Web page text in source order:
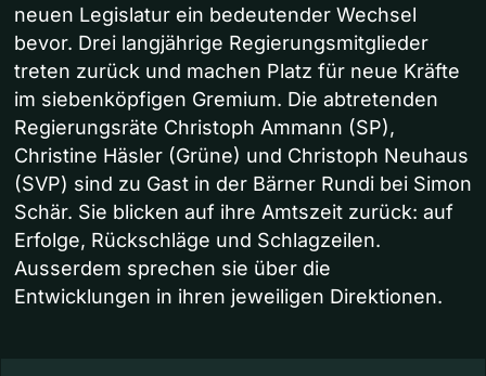
neuen Legislatur ein bedeutender Wechsel
bevor. Drei langjährige Regierungsmitglieder
treten zurück und machen Platz für neue Kräfte
im siebenköpfigen Gremium. Die abtretenden
Regierungsräte Christoph Ammann (SP),
Christine Häsler (Grüne) und Christoph Neuhaus
(SVP) sind zu Gast in der Bärner Rundi bei Simon
Schär. Sie blicken auf ihre Amtszeit zurück: auf
Erfolge, Rückschläge und Schlagzeilen.
Ausserdem sprechen sie über die
Entwicklungen in ihren jeweiligen Direktionen.